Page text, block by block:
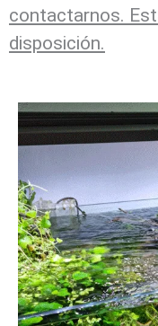
contactarnos.
disposición.